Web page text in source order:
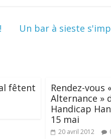
Un bar à sieste
fêtent
Rendez-vous
Alternance »
Handicap
15 mai
20 avril 2012